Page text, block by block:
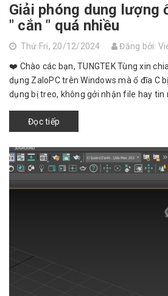
Giải phóng dung lượng
" cắn " quá nhiều
Thứ Fri, 20/12/2024 Đăng bởi:
❤️ Chào các bạn, TUNGTEK Tùng xin
dụng ZaloPC trên Windows mà ổ đĩa C
dụng bị treo, không gởi nhận file hay tin
Đọc tiếp